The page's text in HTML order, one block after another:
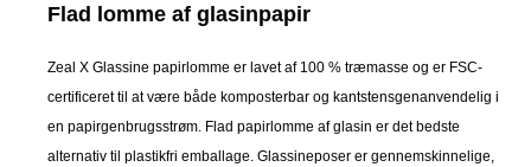
Flad lomme af glasinpapir
Zeal X Glassine papirlomme er lavet af 100 % træmasse og er FSC-
certificeret til at være både komposterbar og kantstensgenanvendelig i
en papirgenbrugsstrøm. Flad papirlomme af glasin er det bedste
alternativ til plastikfri emballage. Glassineposer er gennemskinnelige,